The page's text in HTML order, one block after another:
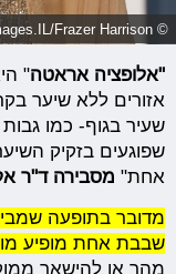
© gettyimages.IL/Frazer Harrison
"אלופציה אראטה"
אזורים ללא שיער
שעיר בגוף- כמו גבות
שפוגעים בזקיק
אחת" מסבירה ד"ר
מדובר בתופעה
שבבת אחת מופיע
מהר או להישאר